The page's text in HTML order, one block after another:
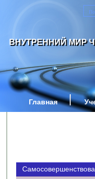
ВНУТРЕННИЙ МИР
Главная